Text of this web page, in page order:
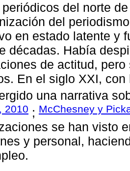
del norte
del
en estado latente y
décadas. Había
de actitud,
En el siglo XXI,
una narrativa
2010 ; McChesney y
se han visto
y personal,